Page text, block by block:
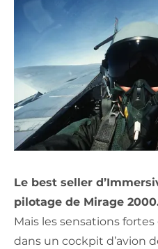
Le best seller
pilotage de Mirage
Mais les sensations
dans un cockpit d’avion